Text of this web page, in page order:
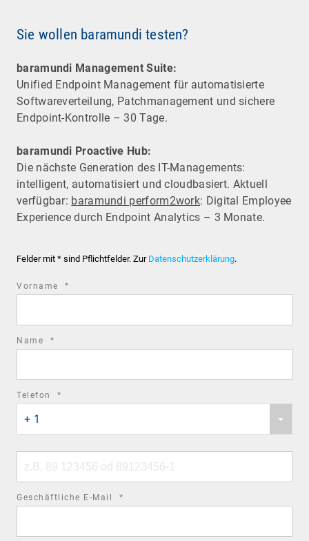
Sie wollen baramundi testen?
baramundi Management Suite:
Unified Endpoint Management für automatisierte
Software­verteilung, Patchmanagement und sichere
Endpoint-Kontrolle – 30 Tage.
baramundi Proactive Hub:
Die nächste Generation des IT-Managements:
intelligent, automatisiert und cloudbasiert. Aktuell
verfügbar: baramundi perform2work: Digital Employee
Experience durch Endpoint Analytics – 3 Monate.
Felder mit * sind Pflichtfelder. Zur Datenschutzerklärung.
Vorname *
Name *
Telefon *
country
code
+ 1
number
Geschäftliche E-Mail *